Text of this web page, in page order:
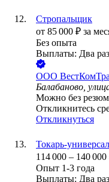
Стропальщик
от 85 000 ₽ за
Без опыта
Выплаты: Два
ООО
Балабаново,
Можно без
Откликнитесь
Откликнуться
Токарь-универсал
114 000 – 140 000
Опыт 1-3 года
Выплаты: Два